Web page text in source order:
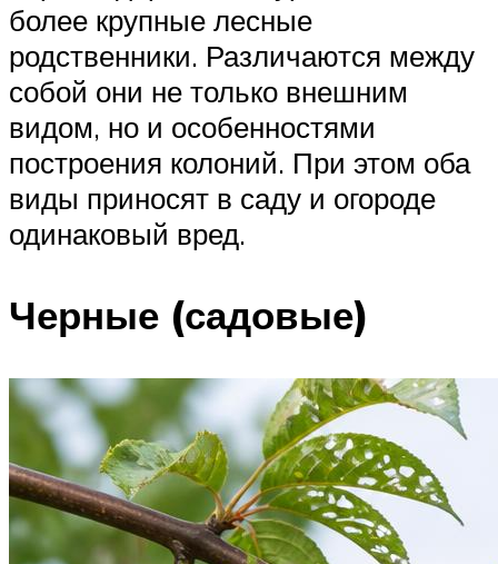
более крупные лесные
родственники. Различаются между
собой они не только внешним
видом, но и особенностями
построения колоний. При этом оба
виды приносят в саду и огороде
одинаковый вред.
Черные (садовые)